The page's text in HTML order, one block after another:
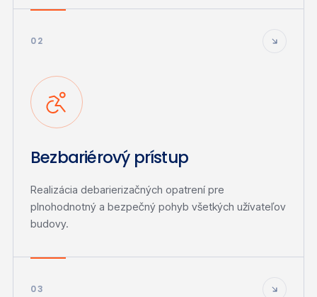
02
Bezbariérový prístup
Realizácia debarierizačných opatrení pre
plnohodnotný a bezpečný pohyb všetkých užívateľov
budovy.
03